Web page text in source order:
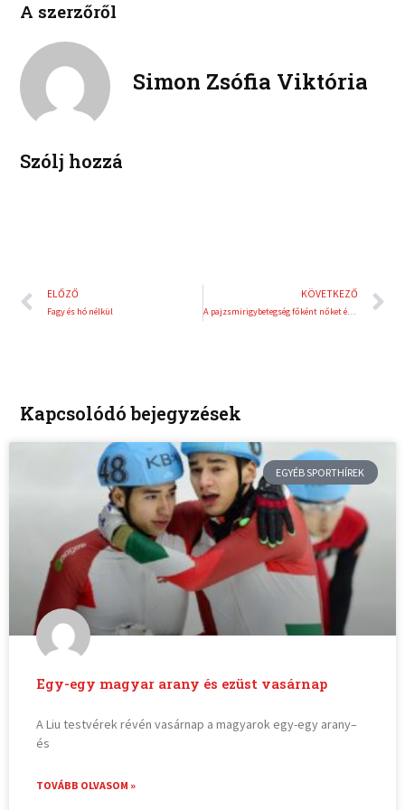
b
o
i
k
n
r
A szerzőről
Simon Zsófia Viktória
Szólj hozzá
Előző
ELŐZŐ
Fagy és hó nélkül
KÖVETKEZŐ
A pajzsmirigybetegség főként nőket érint
Kapcsolódó bejegyzések
EGYÉB SPORTHÍREK
Egy-egy magyar arany és ezüst vasárnap
A Liu testvérek révén vasárnap a magyarok egy-egy arany–
és
TOVÁBB OLVASOM »